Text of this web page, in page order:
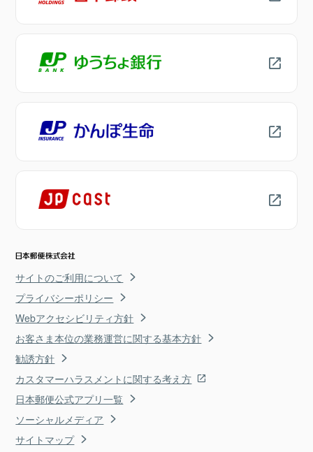
サイトのご利用について
プライバシーポリシー
Webアクセシビリティ方針
お客さま本位の業務運営に関する基本方針
勧誘方針
カスタマーハラスメントに関する考え方
日本郵便公式アプリ一覧
ソーシャルメディア
サイトマップ